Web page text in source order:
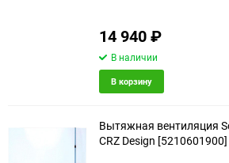
14 940₽
В наличии
В корзину
Вытяжная вентиляция
CRZ Design [5210601900]